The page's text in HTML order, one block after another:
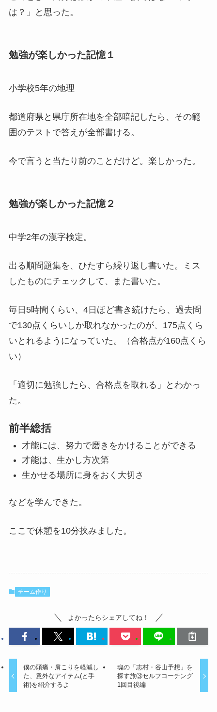
は？」と思った。
勉強が楽しかった記憶１
小学校5年の地理
都道府県と県庁所在地を全部暗記したら、その範
囲のテストで答えが全部書ける。
今で言うと当たり前のことだけど。楽しかった。
勉強が楽しかった記憶２
中学2年の漢字検定。
出る順問題集を、ひたすら繰り返し書いた。ミス
したものにチェックして、また書いた。
毎日5時間くらい、4日ほど書き続けたら、過去問
で130点くらいしか取れなかったのが、175点くら
いとれるようになっていた。（合格点が160点くら
い）
「適切に勉強したら、合格点を取れる」とわかっ
た。
前半総括
才能には、努力で磨きをかけることができる
才能は、生かし方次第
生かせる場所に身をおく大切さ
などを学んできた。
ここで休憩を10分挟みました。
チーム作り
よかったらシェアしてね！
僕の頭痛・肩こりを軽減し
た、意外なアイテム(と手
術)を紹介するよ
魂の「志村・谷山予想」を
探す旅③セルフコーチング
1回目後編